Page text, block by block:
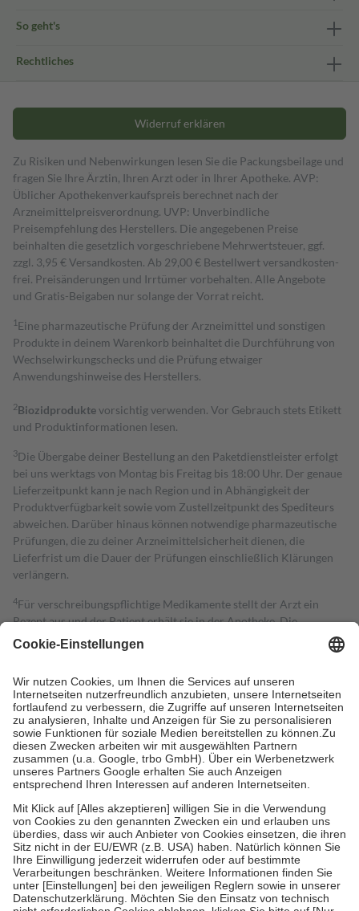
So geht's
Rechtliches
Widerruf erklären
Zu Risiken und Nebenwirkungen lesen Sie die Packungsbeilage und
fragen Sie Ihre Ärztin, Ihren Arzt oder in Ihrer Apotheke. AVP:
Üblicher Apothekenverkaufspreis berechnet nach der
Arzneimittelpreisverordnung. UVP: Unverbindliche
Preisempfehlung des Herstellers. Die angegebenen Preise
beinhalten die gesetzlich vorgeschriebene Mehrwertsteuer, ggf.
zzgl. 3,95 € Versandkosten. Ab 29,00 € Bestell­wert versand­kosten­
frei. Preisänderungen und Irrtümer vorbehalten. Alle Angebote
und Gratis-Beigaben nur solange der Vorrat reicht.
1 Eine pharmazeutische Prüfung der Arzneimittel und sonstigen
Produkte in deinem Warenkorb beinhaltet die Durchführung von
Wechselwirkungschecks und die Prüfung etwaiger
Anwendungshinweise des Herstellers.
2Biozidproduktevorsichtig verwenden. Vor Gebrauch stets Etikett
und Produktinformationen lesen.
3Die Übergabe deiner Bestellung an den Paketdienstleister erfolgt
bei uns werktags von Montag bis Freitag bis 18:00 Uhr. Der genaue
Lieferzeitpunkt kann je nach Region und in Abhängigkeit der
Produktverfügbarkeit sowie vom Zustellzeitpunkt des Spediteurs
abweichen. Darüber hinaus können notwendige pharmazeutische
Prüfungen, die zu deiner Arzneimittelsicherheit dienen, die
Lieferfrist um die Dauer der Prüfungen einschließlich Klärungen
verlängern.
4Für verschreibungspflichtige Medikamente stellt der Arzt ein
Rezept aus und der Patient erhält sie in der Apotheke. Die
gesetzliche Krankenversicherung übernimmt in der Regel die
Kosten dafür, der Versicherte trägt einen Teil davon als Zuzahlung
Grundsätzlich leisten Mitglieder Zuzahlungen in Höhe von zehn
Prozent des Abgabepreises,mindestens jedochfünf Euround
höchstens zehn Euro.Es sind jedoch nie mehr als die tatsächlichen
Kosten der Leistung zu entrichten.
Diese Regeln gelten grundsätzlich auch für Online-Apotheken.
Bei Heilmitteln und häuslicher Krankenpflege beträgt die
Zuzahlung zehn Prozent der Kosten sowie zehn Euro je
Verordnung.
Um das Engagement der Versicherten für ihre eigene Gesundheit zu
stärken und die besondere Stellung der Familie zu unterstützen,
fallenkeine Zuzahlungenan bei:
• Kindern und Jugendlichen bis zum vollendeten 18. Lebensjahr
mit Ausnahme der Fahrkosten
• Untersuchungen zur Vorsorge und Früherkennung, die von der